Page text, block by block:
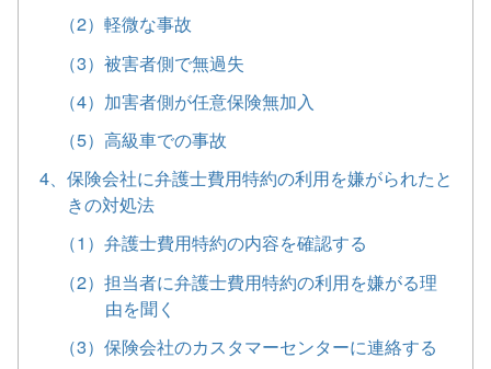
（2）軽微な事故
（3）被害者側で無過失
（4）加害者側が任意保険無加入
（5）高級車での事故
4、保険会社に弁護士費用特約の利用を嫌がられたと
きの対処法
（1）弁護士費用特約の内容を確認する
（2）担当者に弁護士費用特約の利用を嫌がる理
由を聞く
（3）保険会社のカスタマーセンターに連絡する